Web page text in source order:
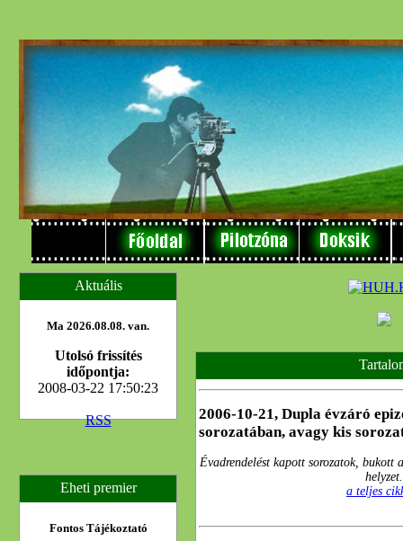
Aktuális
Ma 2026.08.08. van.
Utolsó frissítés
időpontja:
2008-03-22 17:50:23
RSS
2006-10-21, Dupla évzáró
sorozatában, avagy kis
Évadrendelést kapott sorozatok, bukott
helyzet.
a teljes
Eheti premier
Fontos Tájékoztató